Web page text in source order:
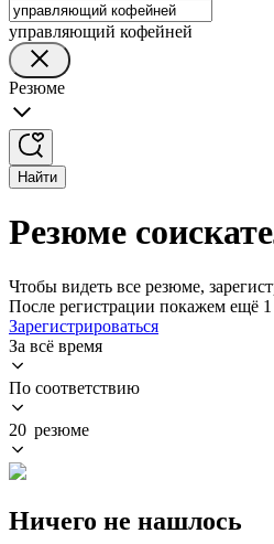
управляющий кофейней
Резюме
Найти
Резюме
Чтобы видеть все резюме,
После регистрации покажем ещё
Зарегистрироваться
За всё время
По соответствию
20 резюме
Ничего не нашлось